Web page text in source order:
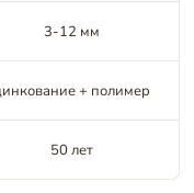
3-12 мм
+ полимер
50 лет